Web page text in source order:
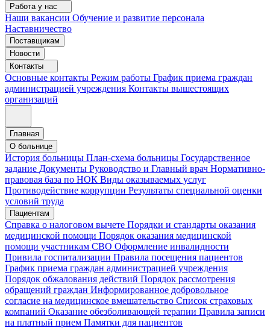
Работа у нас
Наши вакансии Обучение и развитие персонала
Наставничество
Поставщикам
Новости
Контакты
Основные контакты Режим работы График приема граждан
администрацией учреждения Контакты вышестоящих
организаций
Главная
О больнице
История больницы План-схема больницы Государственное
задание Документы Руководство и Главный врач Нормативно-
правовая база по НОК Виды оказываемых услуг
Противодействие коррупции Результаты специальной оценки
условий труда
Пациентам
Справка о налоговом вычете Порядки и стандарты оказания
медицинской помощи Порядок оказания медицинской
помощи участникам СВО Оформление инвалидности
Привила госпитализации Правила посещения пациентов
График приема граждан администрацией учреждения
Порядок обжалования действий Порядок рассмотрения
обращений граждан Информированное добровольное
согласие на медицинское вмешательство Список страховых
компаний Оказание обезболивающей терапии Правила записи
на платный прием Памятки для пациентов